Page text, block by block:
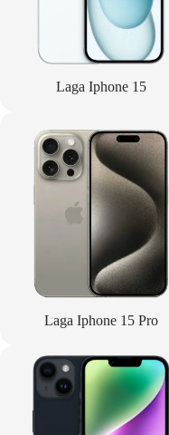
Laga Iphone 15
Laga Iphone 15 Pro